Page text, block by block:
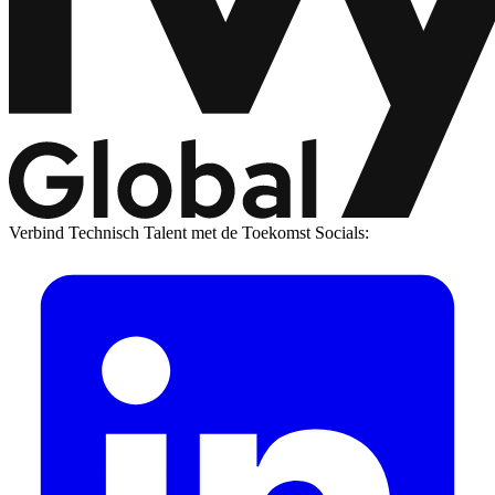
Verbind Technisch Talent met de Toekomst Socials: